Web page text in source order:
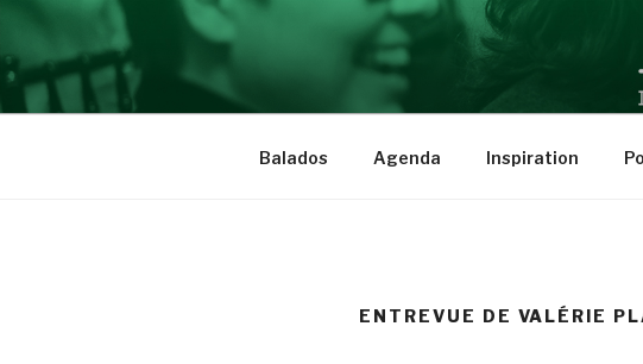
contenu
BRAVE
Des femmes qui ont du cran
Balados Agenda Inspiration
ENTREVUE DE VALÉRIE